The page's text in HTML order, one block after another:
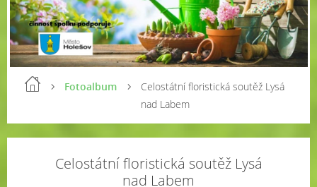
Fotoalbum
Celostátní floristická soutěž Lysá
nad Labem
Celostátní floristická soutěž Lysá
nad Labem